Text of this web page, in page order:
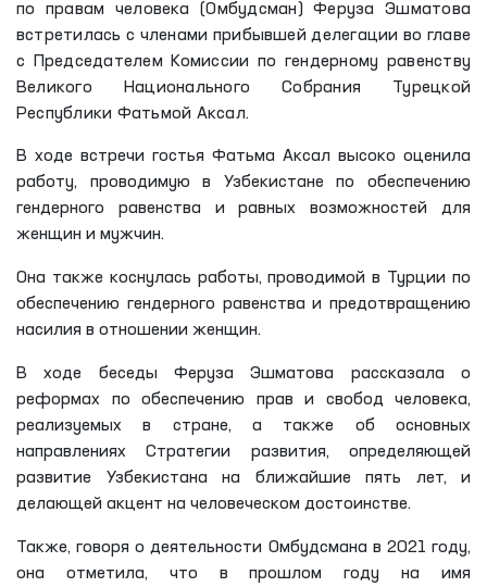
по правам человека (Омбудсман) Феруза Эшматова
встретилась с членами прибывшей делегации во главе
с Председателем Комиссии по гендерному равенству
Великого Национального Собрания Турецкой
Республики Фатьмой Аксал.
В ходе встречи гостья Фатьма Аксал высоко оценила
работу, проводимую в Узбекистане по обеспечению
гендерного равенства и равных возможностей для
женщин и мужчин.
Она также коснулась работы, проводимой в Турции по
обеспечению гендерного равенства и предотвращению
насилия в отношении женщин.
В ходе беседы Феруза Эшматова рассказала о
реформах по обеспечению прав и свобод человека,
реализуемых в стране, а также об основных
направлениях Стратегии развития, определяющей
развитие Узбекистана на ближайшие пять лет, и
делающей акцент на человеческом достоинстве.
Также, говоря о деятельности Омбудсмана в 2021 году,
она отметила, что в прошлом году на имя